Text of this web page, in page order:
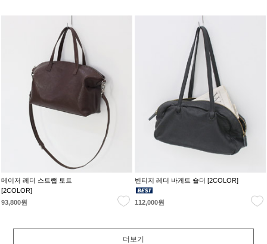
메이저 레더 스트랩 토트
[2COLOR]
93,800원
빈티지 레더 바게트 숄더 [2COLOR]
112,000원
더보기